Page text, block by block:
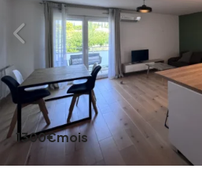
1300€mois